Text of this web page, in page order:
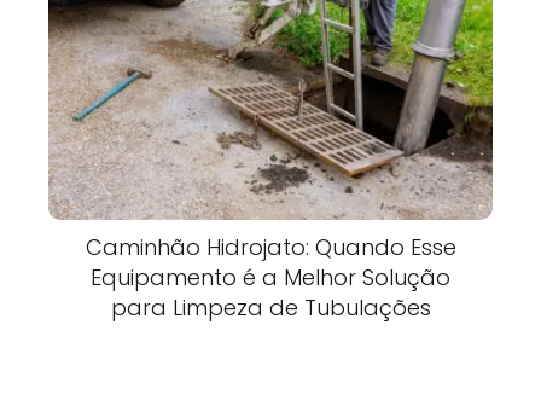
Caminhão Hidrojato: Quando Esse
Equipamento é a Melhor Solução
para Limpeza de Tubulações